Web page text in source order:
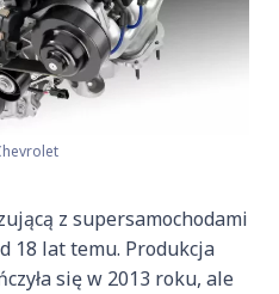
z supersamochodami
18 lat temu. Produkcja
się w 2013 roku, ale